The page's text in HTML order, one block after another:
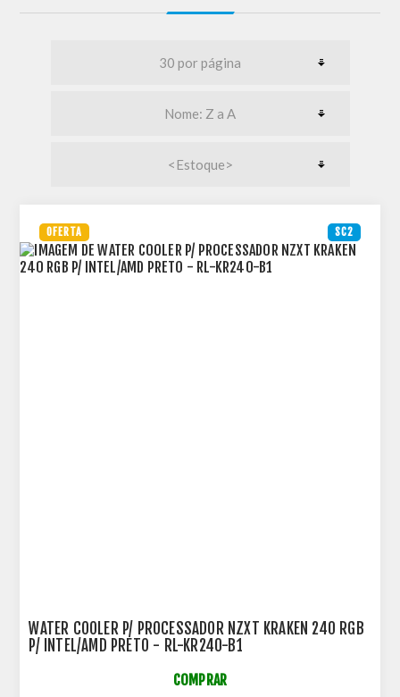
SC2
OFERTA
WATER COOLER P/ PROCESSADOR NZXT KRAKEN 240 RGB
P/ INTEL/AMD PRETO - RL-KR240-B1
COMPRAR